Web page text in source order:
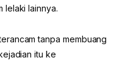
lelaki lainnya.
tanpa membuang
itu ke